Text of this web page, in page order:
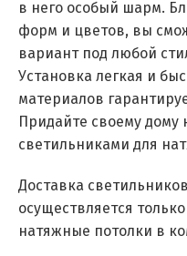
в него особый шарм.
форм и цветов, вы
вариант под любой
Установка легкая и
материалов
Придайте своему
светильниками для
Доставка
осуществляется
натяжные потолки в